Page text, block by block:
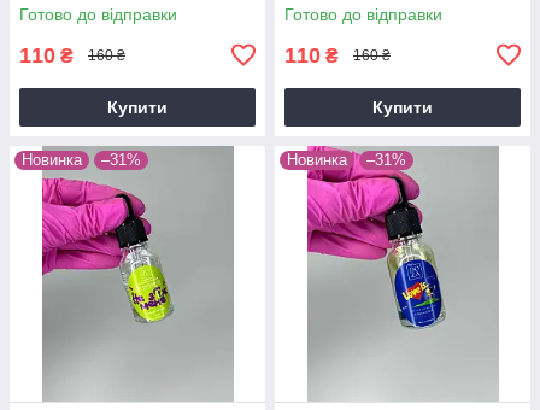
Готово до відправки
110 ₴ 160 ₴
Купити
Готово до відправки
110 ₴ 160 ₴
Купити
Новинка –31% Новинка –31%